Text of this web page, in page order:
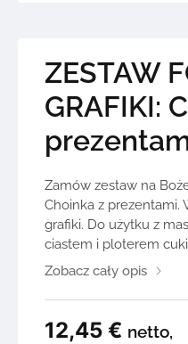
ZESTAW
GRAFIKI:
Zamów zestaw na
Choinka z prezentami.
grafiki. Do użytku z
ciastem i ploterem
Zobacz cały opis
12,45 € netto,